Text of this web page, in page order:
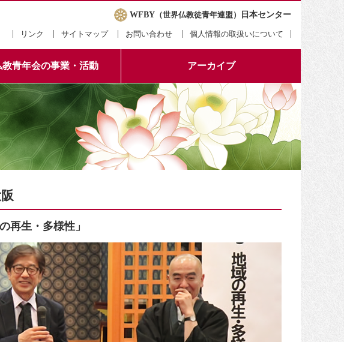
WFBY （世界仏教徒青年連盟） 日本センター
リンク サイトマップ お問い合わせ 個人情報の取扱いについて
青年会の事業・活動 アーカイブ
再生・多様性」